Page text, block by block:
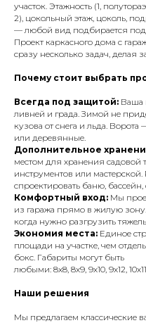
участок. Этажность (1,
2), цокольный этаж, цоколь,
— любой вид подбирается под
Проект каркасного дома с
сразу несколько задач,
Почему стоит выбрать
Всегда под защитой: Ваша
ливней и града. Зимой не
кузова от снега и льда.
или деревянные.
Дополнительное
местом для хранения садовой
инструментов или
спроектировать баню,
Комфортный вход: Мы
из гаража прямо в жилую
когда нужно разгрузить
Экономия места: Единое
площади на участке, чем
бокс. Габариты могут быть
любыми: 8х8, 8х9, 9х10, 9х12, 10х11,
Наши решения
Мы предлагаем классические